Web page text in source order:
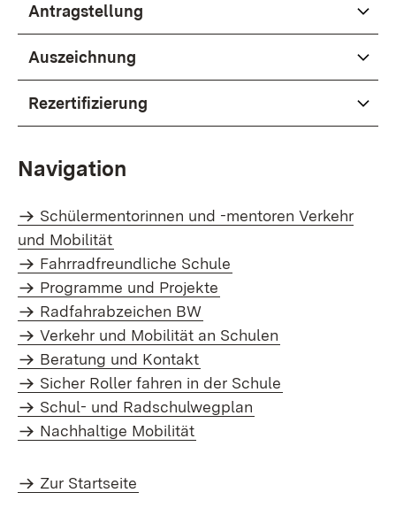
Antragstellung
Auszeichnung
Rezertifizierung
Navigation
Schülermentorinnen und -mentoren Verkehr
und Mobilität
Fahrradfreundliche Schule
Programme und Projekte
Radfahrabzeichen BW
Verkehr und Mobilität an Schulen
Beratung und Kontakt
Sicher Roller fahren in der Schule
Schul- und Radschulwegplan
Nachhaltige Mobilität
Zur Startseite